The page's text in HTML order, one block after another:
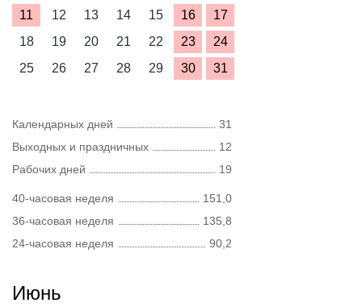
11
12 13 14 15 16
17
18
19 20 21 22 23
24
25
26 27 28 29 30 31
Календарных дней
31
Выходных и праздничных
12
Рабочих дней
19
40-часовая неделя
151,0
36-часовая неделя
135,8
24-часовая неделя
90,2
Июнь